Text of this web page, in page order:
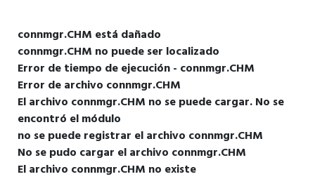
connmgr.CHM está dañado
connmgr.CHM no puede ser localizado
Error de tiempo de ejecución - connmgr.CHM
Error de archivo connmgr.CHM
El archivo connmgr.CHM no se puede cargar. No se
encontró el módulo
no se puede registrar el archivo connmgr.CHM
No se pudo cargar el archivo connmgr.CHM
El archivo connmgr.CHM no existe